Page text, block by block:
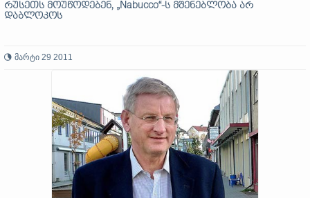
რუსეთს მოუწოდებენ, „Nabucco“-ს მშენებლობა არ
დაბლოკოს
მარტი 29 2011